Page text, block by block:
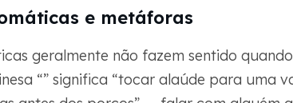
e metáforas
geralmente não fazem sentido
“” significa “tocar alaúde para uma